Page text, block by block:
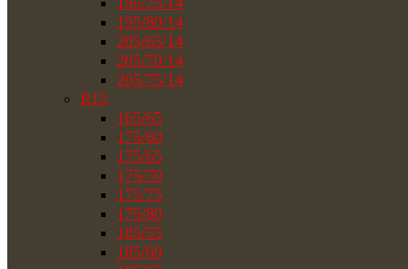
195/80/14
205/65/14
205/70/14
205/75/14
R15
165/65
175/60
175/65
175/70
175/75
175/80
185/55
185/60